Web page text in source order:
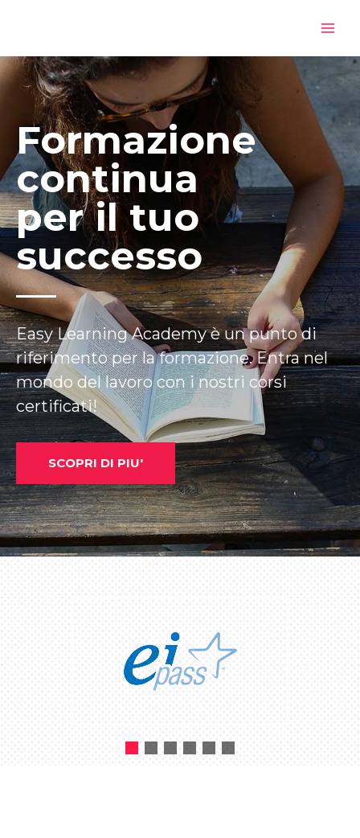
Formazione
continua
per il tuo
successo
Easy Learning Academy è un punto di
riferimento per la formazione. Entra nel
mondo del lavoro con i nostri corsi
certificati!
SCOPRI DI PIU'